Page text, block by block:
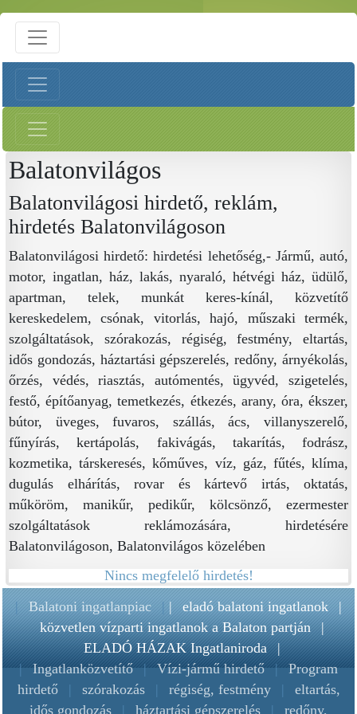
Balatonvilágos
Balatonvilágosi hirdető, reklám,
hirdetés Balatonvilágoson
Balatonvilágosi hirdető: hirdetési lehetőség,- Jármű, autó,
motor, ingatlan, ház, lakás, nyaraló, hétvégi ház, üdülő,
apartman, telek, munkát keres-kínál, közvetítő
kereskedelem, csónak, vitorlás, hajó, műszaki termék,
szolgáltatások, szórakozás, régiség, festmény, eltartás,
idős gondozás, háztartási gépszerelés, redőny, árnyékolás,
őrzés, védés, riasztás, autómentés, ügyvéd, szigetelés,
festő, építőanyag, temetkezés, étkezés, arany, óra, ékszer,
bútor, üveges, fuvaros, szállás, ács, villanyszerelő,
fűnyírás, kertápolás, fakivágás, takarítás, fodrász,
kozmetika, társkeresés, kőműves, víz, gáz, fűtés, klíma,
dugulás elhárítás, rovar és kártevő irtás, oktatás,
műköröm, manikűr, pedikűr, kölcsönző, ezermester
szolgáltatások reklámozására, hirdetésére
Balatonvilágoson, Balatonvilágos közelében
Nincs megfelelő hirdetés!
| Balatoni ingatlanpiac || eladó balatoni ingatlanok |
közvetlen vízparti ingatlanok a Balaton partján |
ELADÓ HÁZAK Ingatlaniroda |
| Ingatlanközvetítő | Vízi-jármű hirdető | Program
hirdető
| szórakozás | régiség, festmény |
eltartás,
idős gondozás
| háztartási gépszerelés | redőny,